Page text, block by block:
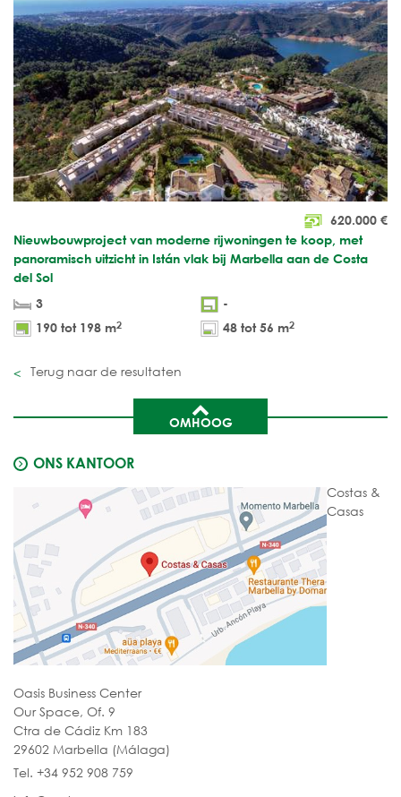
620.000 €
Nieuwbouwproject van moderne rijwoningen te koop, met
panoramisch uitzicht in Istán vlak bij Marbella aan de Costa
del Sol
3
-
190 tot 198 m2 48 tot 56 m2
Terug naar de resultaten
OMHOOG
ONS KANTOOR
Costas &
Casas
Oasis Business Center
Our Space, Of. 9
Ctra de Cádiz Km 183
29602 Marbella (Málaga)
Tel. +34 952 908 759